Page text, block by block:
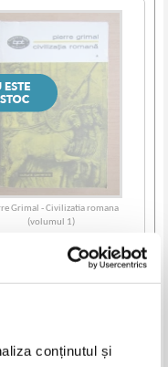
conținutul și
Grimal - Civilizatia romana
(volumul 1)